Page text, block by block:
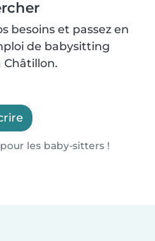
besoins et passez en
de babysitting
Châtillon.
les baby-sitters !